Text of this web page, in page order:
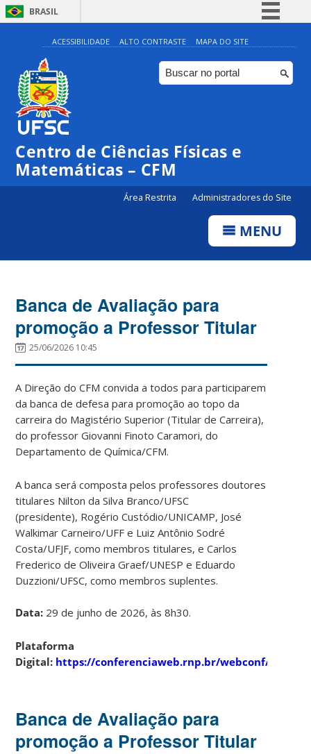
BRASIL
Simplifique!
Comunica BR
Participe
Canais
ACESSIBILIDADE ALTO CONTRASTE MAPA DO SITE
Centro de Ciências Físicas e
Matemáticas – CFM
Área Restrita Administradores do Site
MENU
Banca de Avaliação para
promoção a Professor Titular
25/06/2026 10:45
A Direção do CFM convida a todos para participarem
da banca de defesa para promoção ao topo da
carreira do Magistério Superior (Titular de Carreira),
do professor Giovanni Finoto Caramori, do
Departamento de Química/CFM.
A banca será composta pelos professores doutores
titulares Nilton da Silva Branco/UFSC
(presidente), Rogério Custódio/UNICAMP, José
Walkimar Carneiro/UFF e Luiz Antônio Sodré
Costa/UFJF, como membros titulares, e Carlos
Frederico de Oliveira Graef/UNESP e Eduardo
Duzzioni/UFSC, como membros suplentes.
Data: 29 de junho de 2026, às 8h30.
Plataforma
Digital: https://conferenciaweb.rnp.br/webconf/
Banca de Avaliação para
promoção a Professor Titular